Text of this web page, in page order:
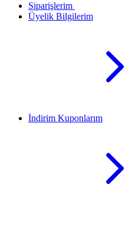
Siparişlerim
Üyelik Bilgilerim
İndirim Kuponlarım